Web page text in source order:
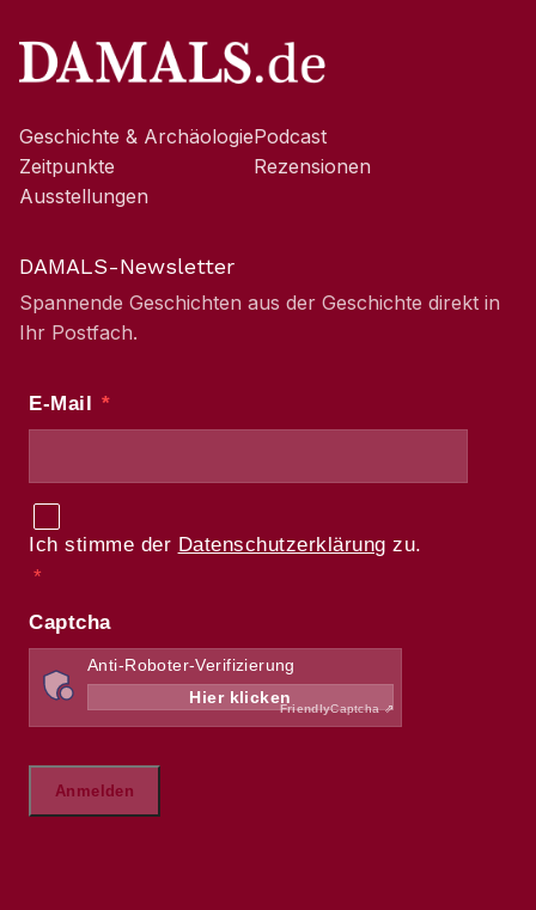
Geschichte & Archäologie
Zeitpunkte
Ausstellungen
Podcast
Rezensionen
DAMALS-Newsletter
Spannende Geschichten aus der Geschichte direkt in
Ihr Postfach.